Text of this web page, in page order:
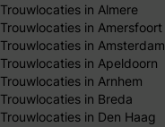
Trouwlocaties in Almere
Trouwlocaties in Amersfoort
Trouwlocaties in Amsterdam
Trouwlocaties in Apeldoorn
Trouwlocaties in Arnhem
Trouwlocaties in Breda
Trouwlocaties in Den Haag